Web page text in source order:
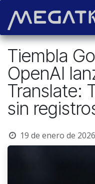
Tiembla
OpenAI
Translate:
sin
19 de enero de 2026